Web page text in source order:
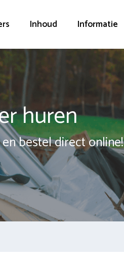
Inhoud Informatie
huren
bestel direct online!